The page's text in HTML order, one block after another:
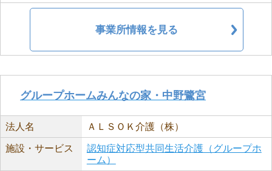
事業所情報を見る
グループホームみんなの家・中野鷺宮
法人名 ＡＬＳＯＫ介護（株）
施設・サービス
認知症対応型共同生活介護（グループホ
ーム）